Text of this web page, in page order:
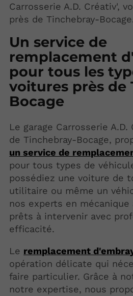
Carrosserie A.D. Créativ',
près de Tinchebray-
Un service de
remplacement
pour tous les
voitures près de
Bocage
Le garage Carrosserie
de Tinchebray-Bocage,
un service de
pour tous types de
possédiez une voiture de
utilitaire ou même un
nos experts en
prêts à intervenir avec
efficacité.
Le remplacement
opération délicate qui
faire particulier. Grâce à
notre expertise, nous